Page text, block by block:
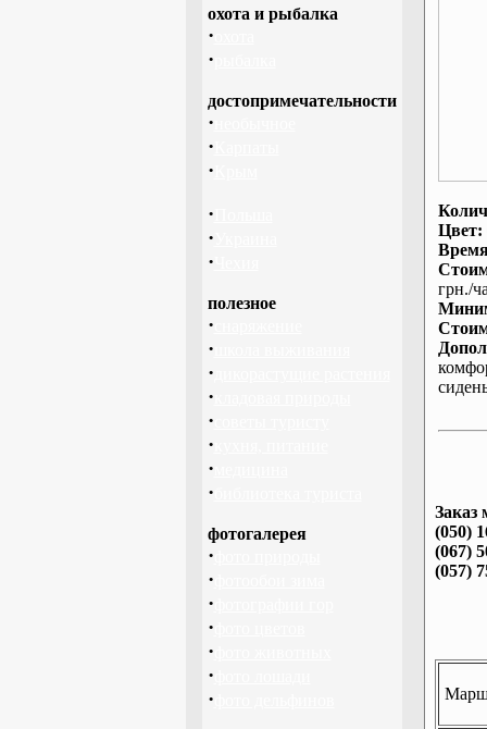
охота и рыбалка
·
·
достопримечательности
·
·
·
·
·
·
полезное
·
·
·
·
·
·
·
·
фотогалерея
·
·
·
·
·
·
·
Цвет:
грн./
Заказ
(050)
(067)
(057)